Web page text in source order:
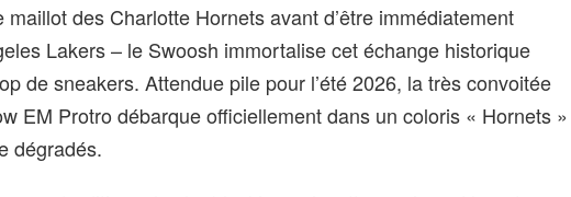
des Charlotte Hornets avant d’être immédiatement
Lakers – le Swoosh immortalise cet échange historique
de sneakers. Attendue pile pour l’été 2026, la très convoitée
EM Protro débarque officiellement dans un coloris « Hornets »
dégradés.